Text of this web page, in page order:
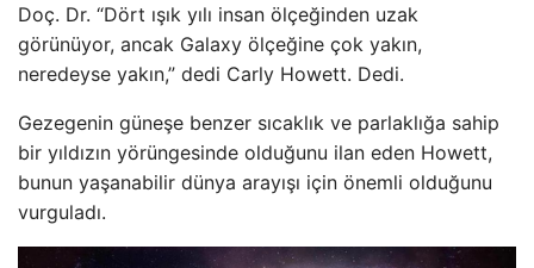
Doç. Dr. “Dört ışık yılı insan ölçeğinden uzak
görünüyor, ancak Galaxy ölçeğine çok yakın,
neredeyse yakın,” dedi Carly Howett. Dedi.
Gezegenin güneşe benzer sıcaklık ve parlaklığa sahip
bir yıldızın yörüngesinde olduğunu ilan eden Howett,
bunun yaşanabilir dünya arayışı için önemli olduğunu
vurguladı.